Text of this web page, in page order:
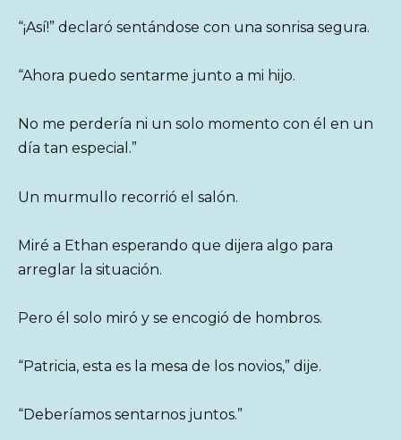
“¡Así!” declaró sentándose con una sonrisa segura.
“Ahora puedo sentarme junto a mi hijo.
No me perdería ni un solo momento con él en un
día tan especial.”
Un murmullo recorrió el salón.
Miré a Ethan esperando que dijera algo para
arreglar la situación.
Pero él solo miró y se encogió de hombros.
“Patricia, esta es la mesa de los novios,” dije.
“Deberíamos sentarnos juntos.”